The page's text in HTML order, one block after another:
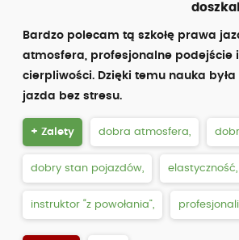
Bardzo polecam tą szkołę prawa
atmosfera, profesjonalne podejście
cierpliwości. Dzięki temu nauka
jazda bez stresu.
+ Zalety dobra atmosfera,
dobry stan pojazdów, elastyczność,
instruktor “z powołania”,